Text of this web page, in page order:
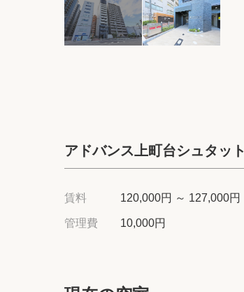
アドバンス上町台シュタット
賃料 120,000円 ～ 127,000円
管理費 10,000円